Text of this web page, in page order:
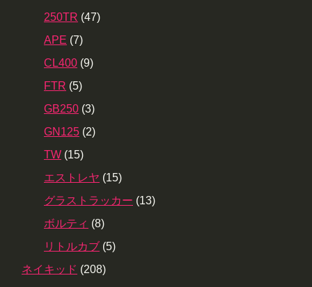
250TR (47)
APE (7)
CL400 (9)
FTR (5)
GB250 (3)
GN125 (2)
TW (15)
エストレヤ (15)
グラストラッカー (13)
ボルティ (8)
リトルカブ (5)
ネイキッド (208)